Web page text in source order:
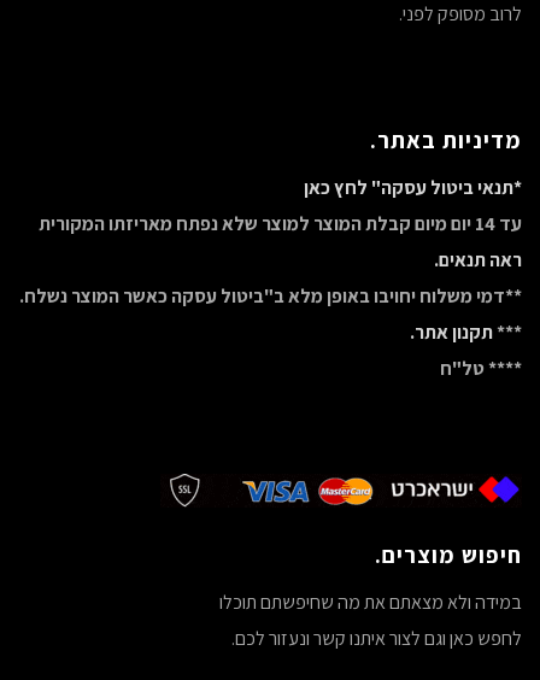
לרוב מסופק לפני.
מדיניות באתר.
*תנאי ביטול עסקה" לחץ כאן
עד 14 יום מיום קבלת המוצר למוצר שלא נפתח מאריזתו המקורית
ראה תנאים.
**דמי משלוח יחויבו באופן מלא ב"ביטול עסקה כאשר המוצר נשלח.
***תקנון אתר.
**** טל"ח
חיפוש מוצרים.
במידה ולא מצאתם את מה שחיפשתם תוכלו
לחפש כאן וגם לצור איתנו קשר ונעזור לכם.